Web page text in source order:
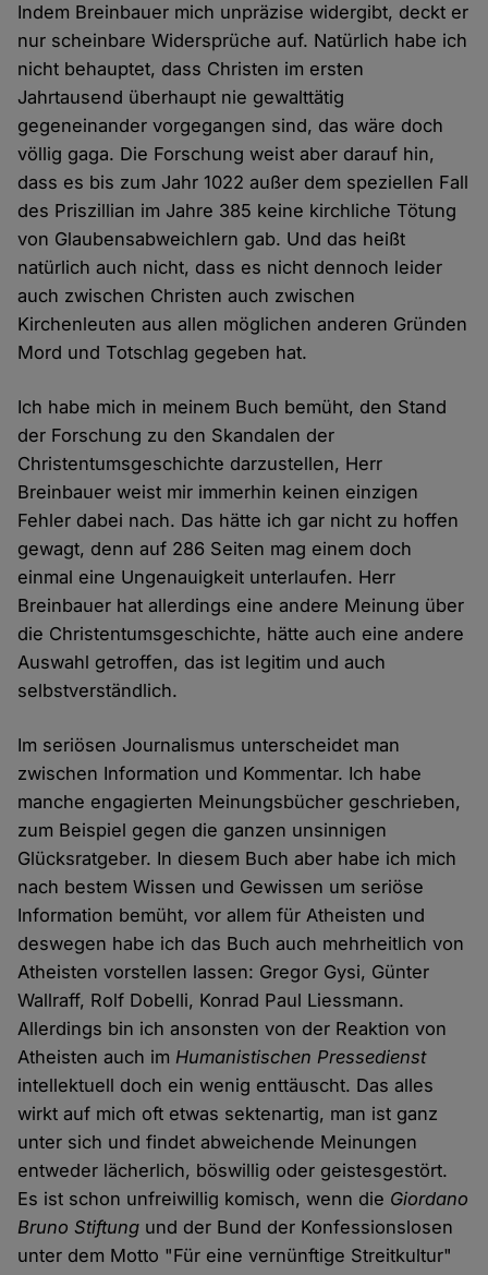
Indem Breinbauer mich unpräzise widergibt, deckt er
nur scheinbare Widersprüche auf. Natürlich habe ich
nicht behauptet, dass Christen im ersten
Jahrtausend überhaupt nie gewalttätig
gegeneinander vorgegangen sind, das wäre doch
völlig gaga. Die Forschung weist aber darauf hin,
dass es bis zum Jahr 1022 außer dem speziellen Fall
des Priszillian im Jahre 385 keine kirchliche Tötung
von Glaubensabweichlern gab. Und das heißt
natürlich auch nicht, dass es nicht dennoch leider
auch zwischen Christen auch zwischen
Kirchenleuten aus allen möglichen anderen Gründen
Mord und Totschlag gegeben hat.
Ich habe mich in meinem Buch bemüht, den Stand
der Forschung zu den Skandalen der
Christentumsgeschichte darzustellen, Herr
Breinbauer weist mir immerhin keinen einzigen
Fehler dabei nach. Das hätte ich gar nicht zu hoffen
gewagt, denn auf 286 Seiten mag einem doch
einmal eine Ungenauigkeit unterlaufen. Herr
Breinbauer hat allerdings eine andere Meinung über
die Christentumsgeschichte, hätte auch eine andere
Auswahl getroffen, das ist legitim und auch
selbstverständlich.
Im seriösen Journalismus unterscheidet man
zwischen Information und Kommentar. Ich habe
manche engagierten Meinungsbücher geschrieben,
zum Beispiel gegen die ganzen unsinnigen
Glücksratgeber. In diesem Buch aber habe ich mich
nach bestem Wissen und Gewissen um seriöse
Information bemüht, vor allem für Atheisten und
deswegen habe ich das Buch auch mehrheitlich von
Atheisten vorstellen lassen: Gregor Gysi, Günter
Wallraff, Rolf Dobelli, Konrad Paul Liessmann.
Allerdings bin ich ansonsten von der Reaktion von
Atheisten auch imHumanistischen Pressedienst
intellektuell doch ein wenig enttäuscht. Das alles
wirkt auf mich oft etwas sektenartig, man ist ganz
unter sich und findet abweichende Meinungen
entweder lächerlich, böswillig oder geistesgestört.
Es ist schon unfreiwillig komisch, wenn die Giordano
Bruno Stiftung und der Bund der Konfessionslosen
unter dem Motto "Für eine vernünftige Streitkultur"